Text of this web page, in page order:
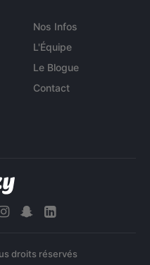
Nos Infos
L'Équipe
Le Blogue
Contact
droits réservés